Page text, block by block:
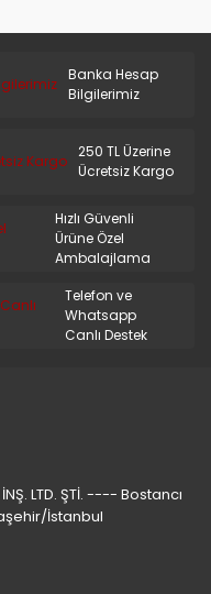
Banka Hesap
Bilgilerimiz
250 TL Üzerine
Ücretsiz Kargo
Hızlı Güvenli
Ürüne Özel
Ambalajlama
Telefon ve
Whatsapp
Canlı Destek
İNŞ. LTD. ŞTİ. ---- Bostancı
İstanbul